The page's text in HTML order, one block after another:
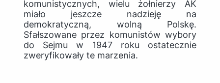
komunistycznych, wielu żołnierzy AK
miało jeszcze nadzieję na
demokratyczną, wolną Polskę.
Sfałszowane przez komunistów wybory
do Sejmu w 1947 roku ostatecznie
zweryfikowały te marzenia.